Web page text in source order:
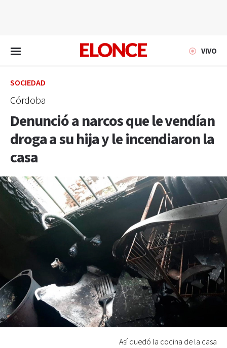
VIVO
SOCIEDAD
Córdoba
Denunció a narcos que le vendían
droga a su hija y le incendiaron la
casa
Así quedó la cocina de la casa